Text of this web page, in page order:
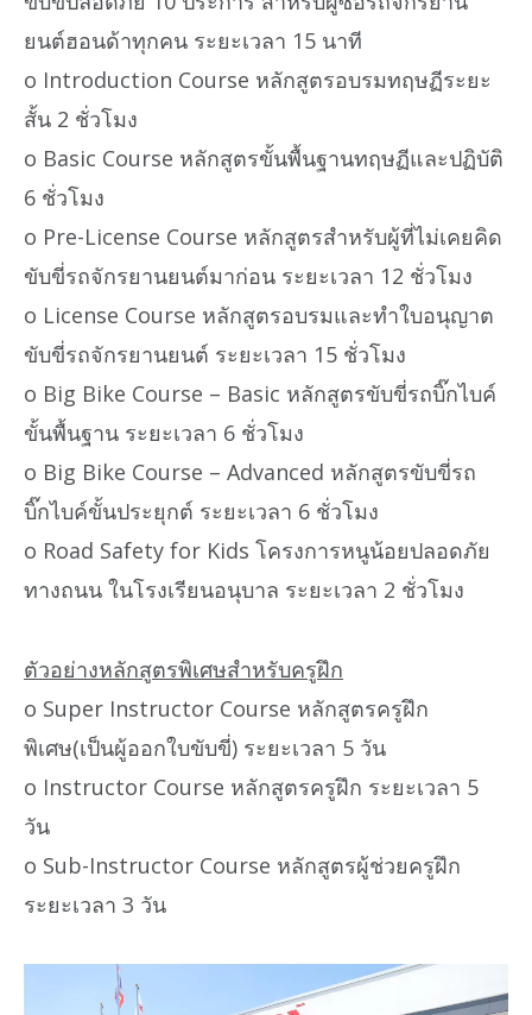
ยนต์ฮอนด้าทุกคน ระยะเวลา 15 นาที
o Introduction Course หลักสูตรอบรมทฤษฏีระยะ
สั้น 2 ชั่วโมง
o Basic Course หลักสูตรขั้นพื้นฐานทฤษฏีและปฏิบัติ
6 ชั่วโมง
o Pre-License Course หลักสูตรสำหรับผู้ที่ไม่เคยคิด
ขับขี่รถจักรยานยนต์มาก่อน ระยะเวลา 12 ชั่วโมง
o License Course หลักสูตรอบรมและทำใบอนุญาต
ขับขี่รถจักรยานยนต์ ระยะเวลา 15 ชั่วโมง
o Big Bike Course – Basic หลักสูตรขับขี่รถบิ๊กไบค์
ขั้นพื้นฐาน ระยะเวลา 6 ชั่วโมง
o Big Bike Course – Advanced หลักสูตรขับขี่รถ
บิ๊กไบค์ขั้นประยุกต์ ระยะเวลา 6 ชั่วโมง
o Road Safety for Kids โครงการหนูน้อยปลอดภัย
ทางถนน ในโรงเรียนอนุบาล ระยะเวลา 2 ชั่วโมง
ตัวอย่างหลักสูตรพิเศษสำหรับครูฝึก
o Super Instructor Course หลักสูตรครูฝึก
พิเศษ(เป็นผู้ออกใบขับขี่) ระยะเวลา 5 วัน
o Instructor Course หลักสูตรครูฝึก ระยะเวลา 5
วัน
o Sub-Instructor Course หลักสูตรผู้ช่วยครูฝึก
ระยะเวลา 3 วัน